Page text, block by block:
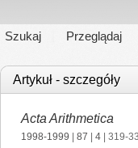
Szukaj Przeglądaj
Artykuł - szczegóły
Acta Arithmetica
1998-1999 87 4 | 319-